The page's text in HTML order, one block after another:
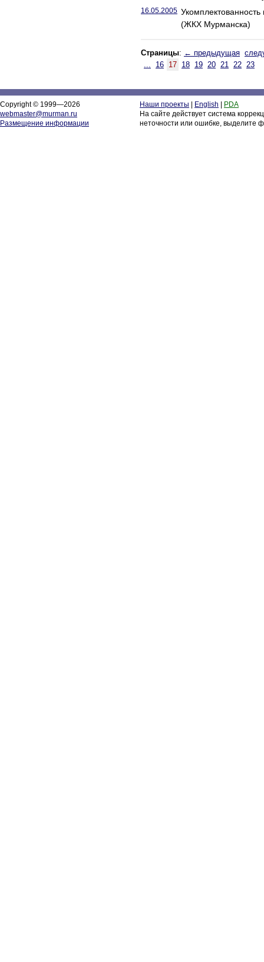
16.05.2005
(ЖКХ Мурманска)
Страницы: ← предыдущая
...
16 17 18 19 20 21 22 23
Copyright © 1999—2026
webmaster@murman.ru
Размещение информации
Наши проекты English
PDA
На сайте действует система
неточности или ошибке, выделите